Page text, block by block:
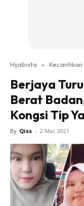
Hijabista » Kecantikan
Berjaya
Berat
Kongsi Tip
By Qiss - 2 Mac 2021